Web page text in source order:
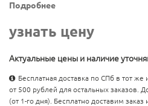
Подробнее
узнать цену
Актуальные цены и наличие
Бесплатная доставка по СПб в тот
от 500 рублей для остальных заказов.
(от 1-го дня). Бесплатно доставим